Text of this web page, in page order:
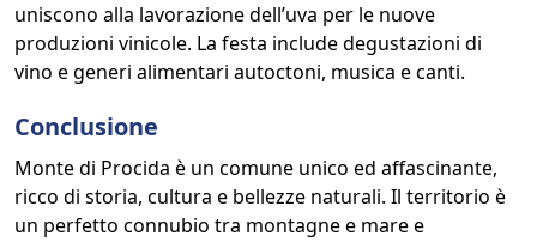
uniscono alla lavorazione dell’uva per le nuove
produzioni vinicole. La festa include degustazioni di
vino e generi alimentari autoctoni, musica e canti.
Conclusione
Monte di Procida è un comune unico ed affascinante,
ricco di storia, cultura e bellezze naturali. Il territorio è
un perfetto connubio tra montagne e mare e